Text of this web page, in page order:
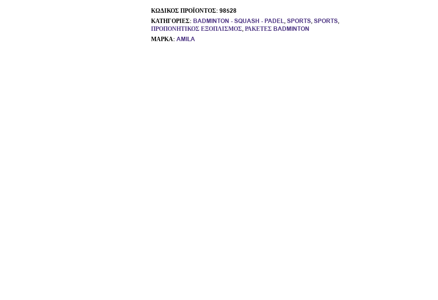
ΚΩΔΙΚΌΣ ΠΡΟΪΌΝΤΟΣ: 98528
ΚΑΤΗΓΟΡΊΕΣ: BADMINTON - SQUASH - PADEL,SPORTS,SPORTS,
ΠΡΟΠΟΝΗΤΙΚΌΣ ΕΞΟΠΛΙΣΜΌΣ,ΡΑΚΈΤΕΣ BADMINTON
ΜΆΡΚΑ: AMILA